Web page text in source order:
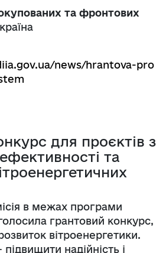
та фронтових
news/hrantova-pro
для проєктів з
та
в межах програми
грантовий конкурс,
вітроенергетики.
надійність і